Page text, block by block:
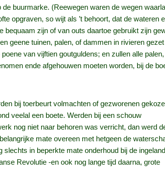
buurmarke. (Reewegen waren de wegen
opgraven, so wijt als ’t behoort, dat de wateren
zijn of van outs daartoe gebruikt zijn
geene tuinen, palen, of dammen in rivieren gezet
van vijftien goutguldens; en zullen alle palen,
ende afgehouwen moeten worden, bij de
bij toerbeurt volmachten of gezworenen
veelal een boete. Werden bij een schouw
nog niet naar behoren was verricht, dan werd
mate overeen met hetgeen de
in beperkte mate onderhoud bij de
Revolutie -en ook nog lange tijd daarna, grote